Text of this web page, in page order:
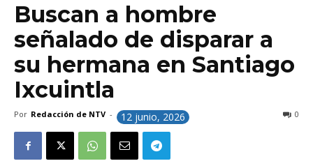
Buscan a hombre
señalado de disparar a
su hermana en Santiago
Ixcuintla
Por Redacción de NTV - 12 junio, 2026 0